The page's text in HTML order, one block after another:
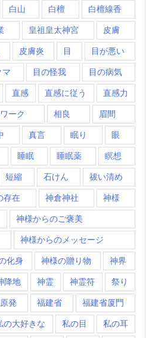
白山 白檀 白檀線香
皇祖皇太神宮 皮膚
皮膚炎 目 目が悪い
マ 目の怪我 目の病気
直感 直感に従う 直感力
ーク 相良 眉間
真言 眠り 眼
睡眠 睡眠薬 瞑想
短縮 石けん 祓い清め
存在 神倉神社 神様
神様からのご褒美
神様からのメッセージ
化身 神様の贈り物 神界
降地 神霊 神霊符 祭り
発 福建省 福建省厦門
の大好きな 私の目 私の耳